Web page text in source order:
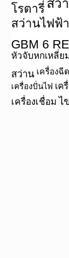
โรตารี่ สว่
สว่านไฟฟ้
GBM 6 RE
หัวจับหกเหลี่ย
สว่าน เครื่องฉี
เครื่องปั่นไฟ เค
เครื่องเชื่อม ไ